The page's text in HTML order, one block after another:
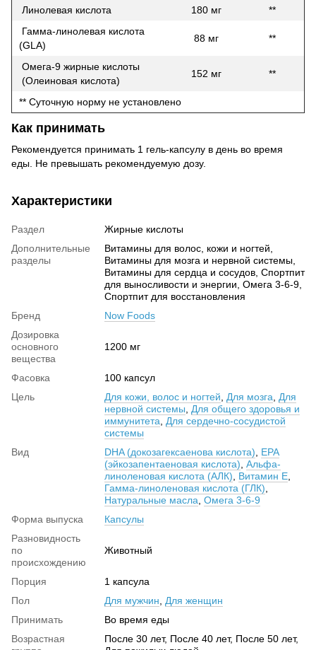
Линолевая кислота 180 мг
**
Гамма-линолевая кислота
(GLA)
88 мг **
Омега-9 жирные кислоты
(Oлеиновая кислота)
152 мг **
** Суточную норму не установлено
Как принимать
Рекомендуется принимать 1 гель-капсулу в день во время
еды. Не превышать рекомендуемую дозу.
Характеристики
Раздел
Жирные кислоты
Дополнительные
разделы
Витамины для волос, кожи и ногтей,
Витамины для мозга и нервной системы,
Витамины для сердца и сосудов, Спортпит
для выносливости и энергии, Омега 3-6-9,
Спортпит для восстановления
Бренд
Now Foods
Дозировка
основного
вещества
1200 мг
Фасовка
100 капсул
Цель
Для кожи, волос и ногтей Для мозга
Для
нервной системы
Для общего здоровья и
иммунитета
Для сердечно-сосудистой
системы
Вид
DHA (докозагексаенова кислота)
EPA
(эйкозапентаеновая кислота) Альфа-
линоленовая кислота (АЛК)
Витамин Е
Гамма-линоленовая кислота (ГЛК)
Натуральные масла Омега 3-6-9
Форма выпуска
Капсулы
Разновидность
по
происхождению
Животный
Порция
1 капсула
Пол
Для мужчин
Для женщин
Принимать
Во время еды
Возрастная
После 30 лет, После 40 лет, После 50 лет,